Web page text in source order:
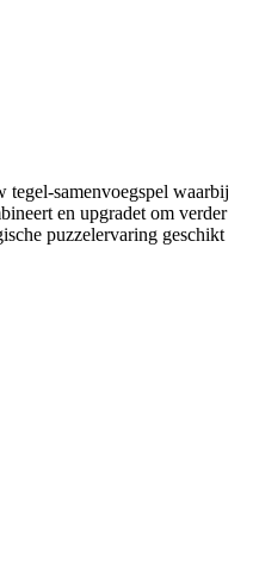
tegel-samenvoegspel waarbij
en upgradet om verder
puzzelervaring geschikt